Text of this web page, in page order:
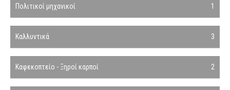
Πολιτικοί μηχανικοί 1
Καλλυντικά 3
Καφεκοπτείο - Ξηροί καρποί 2